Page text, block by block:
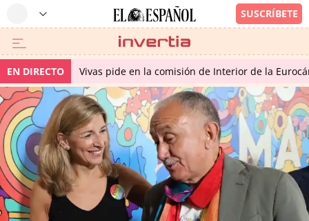
EN DIRECTO Vivas pide en la comisión de Interior de la